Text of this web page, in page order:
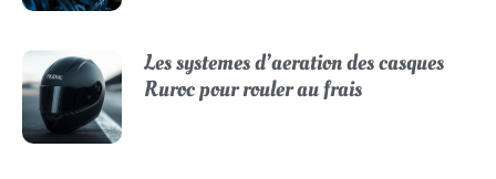
Les systemes d’aeration des casques
Ruroc pour rouler au frais